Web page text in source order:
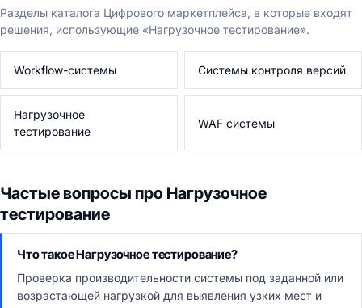
Разделы каталога Цифрового маркетплейса, в которые входят
решения, использующие «Нагрузочное тестирование».
Workflow-системы Системы контроля версий
Нагрузочное
тестирование
WAF системы
Частые вопросы про Нагрузочное
тестирование
Что такое Нагрузочное тестирование?
Проверка производительности системы под заданной или
возрастающей нагрузкой для выявления узких мест и